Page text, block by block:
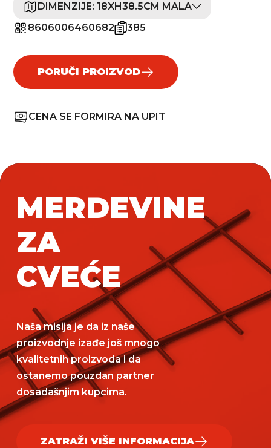
DIMENZIJE:18XH38.5CM MALA
8606006460682
385
PORUČI PROIZVOD
CENA SE FORMIRA NA UPIT
MERDEVINE
ZA
CVEĆE
Naša misija je da iz naše
proizvodnje izađe još mnogo
kvalitetnih proizvoda i da
ostanemo pouzdan partner
dosadašnjim kupcima.
ZATRAŽI VIŠE INFORMACIJA